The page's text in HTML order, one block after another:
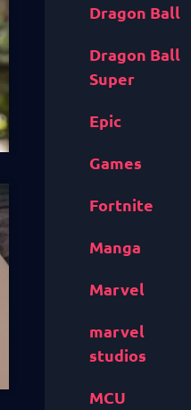
Dragon Ball
Dragon Ball
Super
Epic
Games
Fortnite
Manga
Marvel
marvel
studios
MCU